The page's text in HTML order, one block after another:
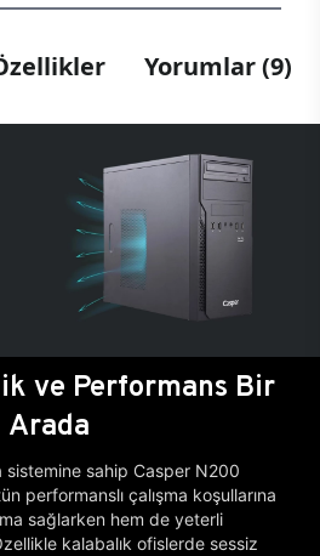
Yorumlar (9)
ve Performans Bir
Arada
sistemine sahip Casper N200
performanslı çalışma koşullarına
sağlarken hem de yeterli
kalabalık ofislerde sessiz